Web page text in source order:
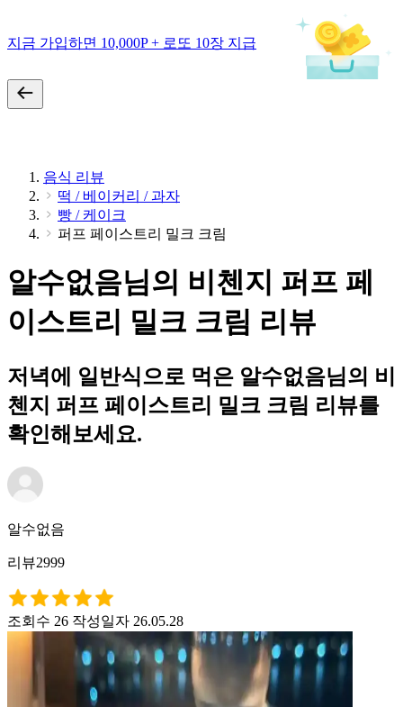
지금 가입하면 10,000P + 로또 10장 지급
음식 리뷰
떡 / 베이커리 / 과자
빵 / 케이크
퍼프 페이스트리 밀크 크림
알수없음님의 비첸지 퍼프 페
이스트리 밀크 크림 리뷰
저녁에 일반식으로 먹은 알수없음님의 비
첸지 퍼프 페이스트리 밀크 크림 리뷰를
확인해보세요.
알수없음
리뷰2999
조회수 26 작성일자 26.05.28